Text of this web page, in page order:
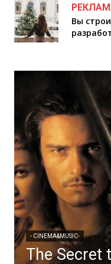
Вы
- CINEMA&MUSIC-
The Secret